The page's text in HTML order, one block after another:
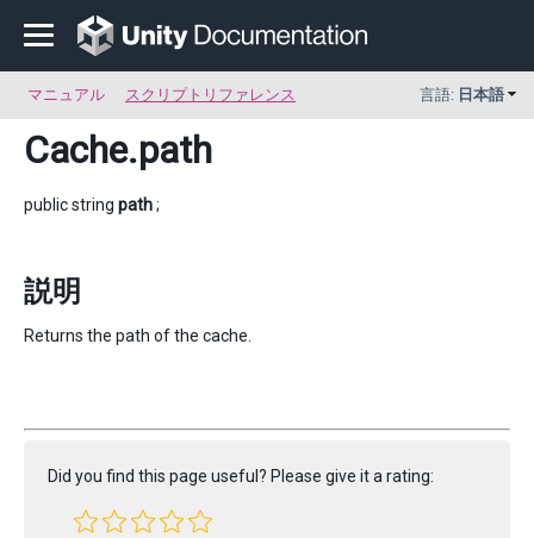
マニュアル スクリプトリファレンス 言語: 日本語
Cache.path
public string path;
説明
Returns the path of the cache.
Did you find this page useful? Please give it a rating: